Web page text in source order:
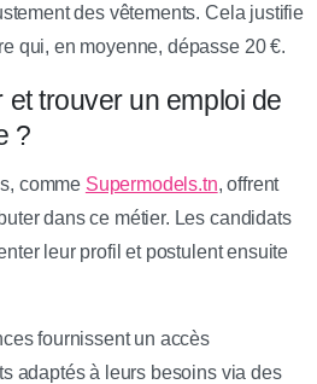
des vêtements. Cela justifie
qui, en moyenne, dépasse 20 €.
trouver un emploi de
?
comme Supermodels.tn, offrent
dans ce métier. Les candidats
leur profil et postulent ensuite
fournissent un accès
adaptés à leurs besoins via des